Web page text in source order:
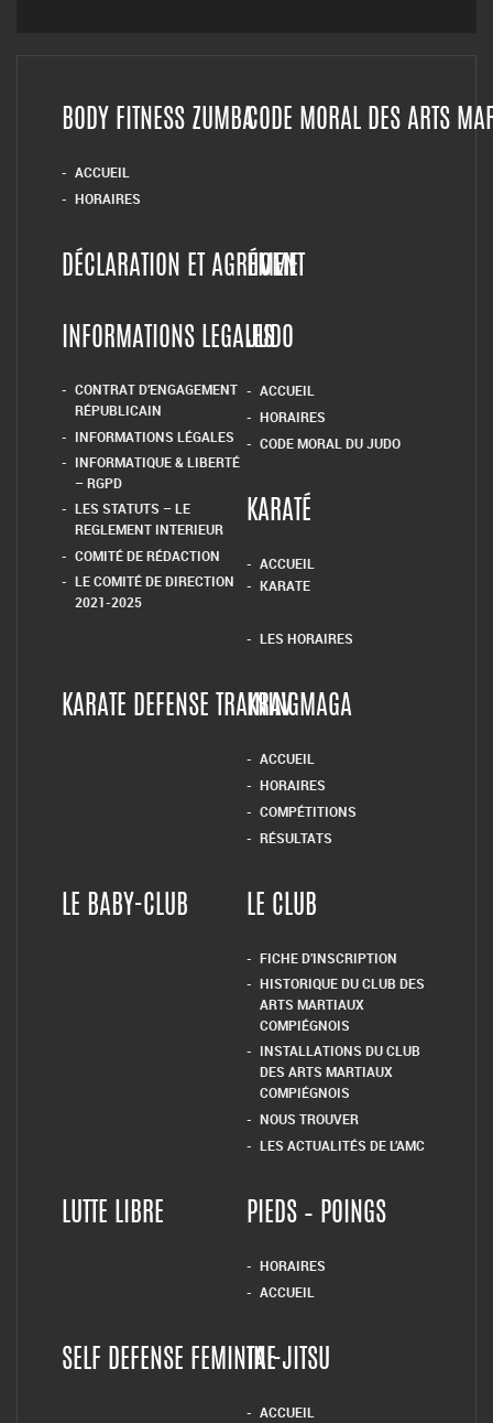
BODY FITNESS ZUMBA
ACCUEIL
HORAIRES
CODE MORAL DES ARTS
DÉCLARATION ET AGRÉMENT
HOME
INFORMATIONS LEGALES
CONTRAT D’ENGAGEMENT
RÉPUBLICAIN
INFORMATIONS LÉGALES
INFORMATIQUE & LIBERTÉ
– RGPD
LES STATUTS – LE
REGLEMENT INTERIEUR
COMITÉ DE RÉDACTION
LE COMITÉ DE DIRECTION
2021-2025
JUDO
ACCUEIL
HORAIRES
CODE MORAL DU JUDO
KARATÉ
ACCUEIL
KARATE
LES HORAIRES
KARATE DEFENSE TRAININGKRAV MAGA
ACCUEIL
HORAIRES
COMPÉTITIONS
RÉSULTATS
LE BABY-CLUB LE CLUB
FICHE D’INSCRIPTION
HISTORIQUE DU CLUB DES
ARTS MARTIAUX
COMPIÉGNOIS
INSTALLATIONS DU CLUB
DES ARTS MARTIAUX
COMPIÉGNOIS
NOUS TROUVER
LES ACTUALITÉS DE L’AMC
LUTTE LIBRE PIEDS – POINGS
HORAIRES
ACCUEIL
SELF DEFENSE FEMININETAI-JITSU
ACCUEIL